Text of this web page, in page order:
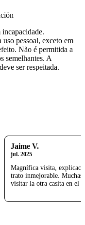
incapacidade.
pessoal, exceto em
Não é permitida a
semelhantes. A
ser respeitada.
Jaime V.
jul. 2025
Magnífica visita,
trato inmejorable. Muchas
visitar la otra casita en el